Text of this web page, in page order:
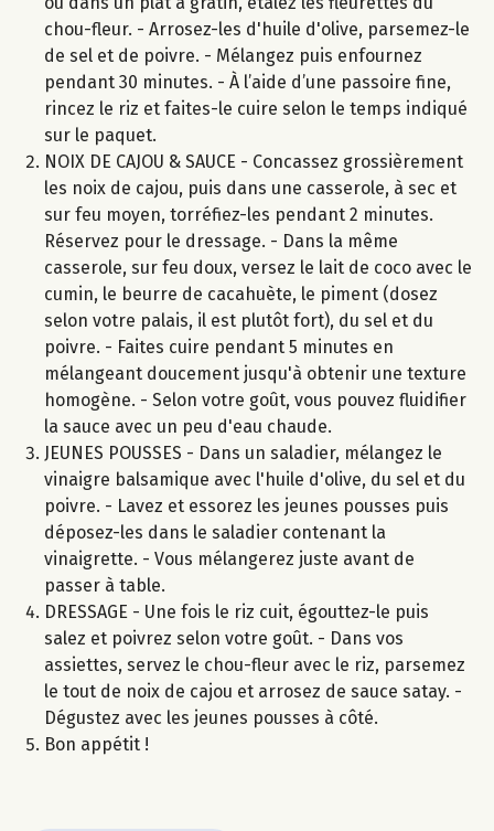
chou-fleur. - Arrosez-les d'huile d'olive, parsemez-le
de sel et de poivre. - Mélangez puis enfournez
pendant 30 minutes. - À l’aide d’une passoire fine,
rincez le riz et faites-le cuire selon le temps indiqué
sur le paquet.
NOIX DE CAJOU & SAUCE - Concassez grossièrement
les noix de cajou, puis dans une casserole, à sec et
sur feu moyen, torréfiez-les pendant 2 minutes.
Réservez pour le dressage. - Dans la même
casserole, sur feu doux, versez le lait de coco avec le
cumin, le beurre de cacahuète, le piment (dosez
selon votre palais, il est plutôt fort), du sel et du
poivre. - Faites cuire pendant 5 minutes en
mélangeant doucement jusqu'à obtenir une texture
homogène. - Selon votre goût, vous pouvez fluidifier
la sauce avec un peu d'eau chaude.
JEUNES POUSSES - Dans un saladier, mélangez le
vinaigre balsamique avec l'huile d'olive, du sel et du
poivre. - Lavez et essorez les jeunes pousses puis
déposez-les dans le saladier contenant la
vinaigrette. - Vous mélangerez juste avant de
passer à table.
DRESSAGE - Une fois le riz cuit, égouttez-le puis
salez et poivrez selon votre goût. - Dans vos
assiettes, servez le chou-fleur avec le riz, parsemez
le tout de noix de cajou et arrosez de sauce satay. -
Dégustez avec les jeunes pousses à côté.
Bon appétit !